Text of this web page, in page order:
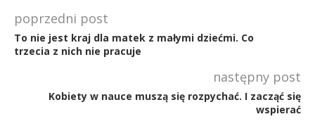
poprzedni post
To nie jest kraj dla matek z małymi dziećmi. Co
trzecia z nich nie pracuje
następny post
Kobiety w nauce muszą się rozpychać. I zacząć się
wspierać